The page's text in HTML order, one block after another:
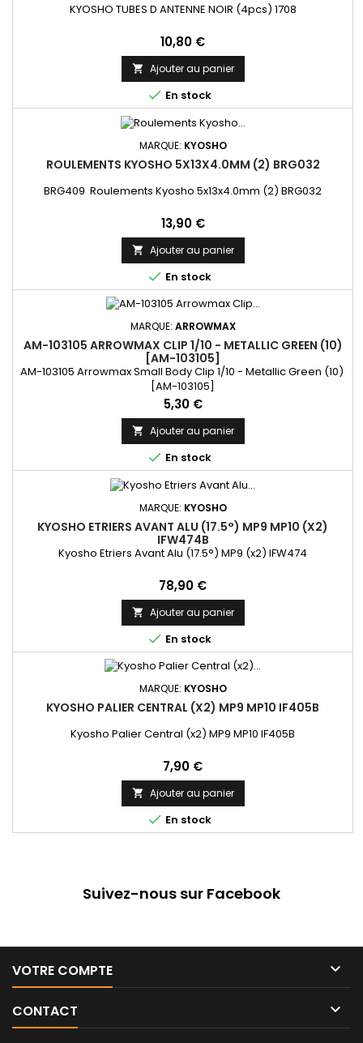
KYOSHO TUBES D ANTENNE NOIR (4pcs) 1708
Prix
10,80 €
 Ajouter au panier
 En stock
MARQUE: KYOSHO
ROULEMENTS KYOSHO 5X13X4.0MM (2) BRG032
BRG409 Roulements Kyosho 5x13x4.0mm (2) BRG032
Prix
13,90 €
 Ajouter au panier
 En stock
MARQUE: ARROWMAX
AM-103105 ARROWMAX CLIP 1/10 - METALLIC GREEN (10)
[AM-103105]
AM-103105 Arrowmax Small Body Clip 1/10 - Metallic Green (10)
[AM-103105]
Prix
5,30 €
 Ajouter au panier
 En stock
MARQUE: KYOSHO
KYOSHO ETRIERS AVANT ALU (17.5°) MP9 MP10 (X2)
IFW474B
Kyosho Etriers Avant Alu (17.5°) MP9 (x2) IFW474
Prix
78,90 €
 Ajouter au panier
 En stock
MARQUE: KYOSHO
KYOSHO PALIER CENTRAL (X2) MP9 MP10 IF405B
Kyosho Palier Central (x2) MP9 MP10 IF405B
Prix
7,90 €
 Ajouter au panier
 En stock
Suivez-nous sur Facebook
VOTRE COMPTE 
CONTACT 